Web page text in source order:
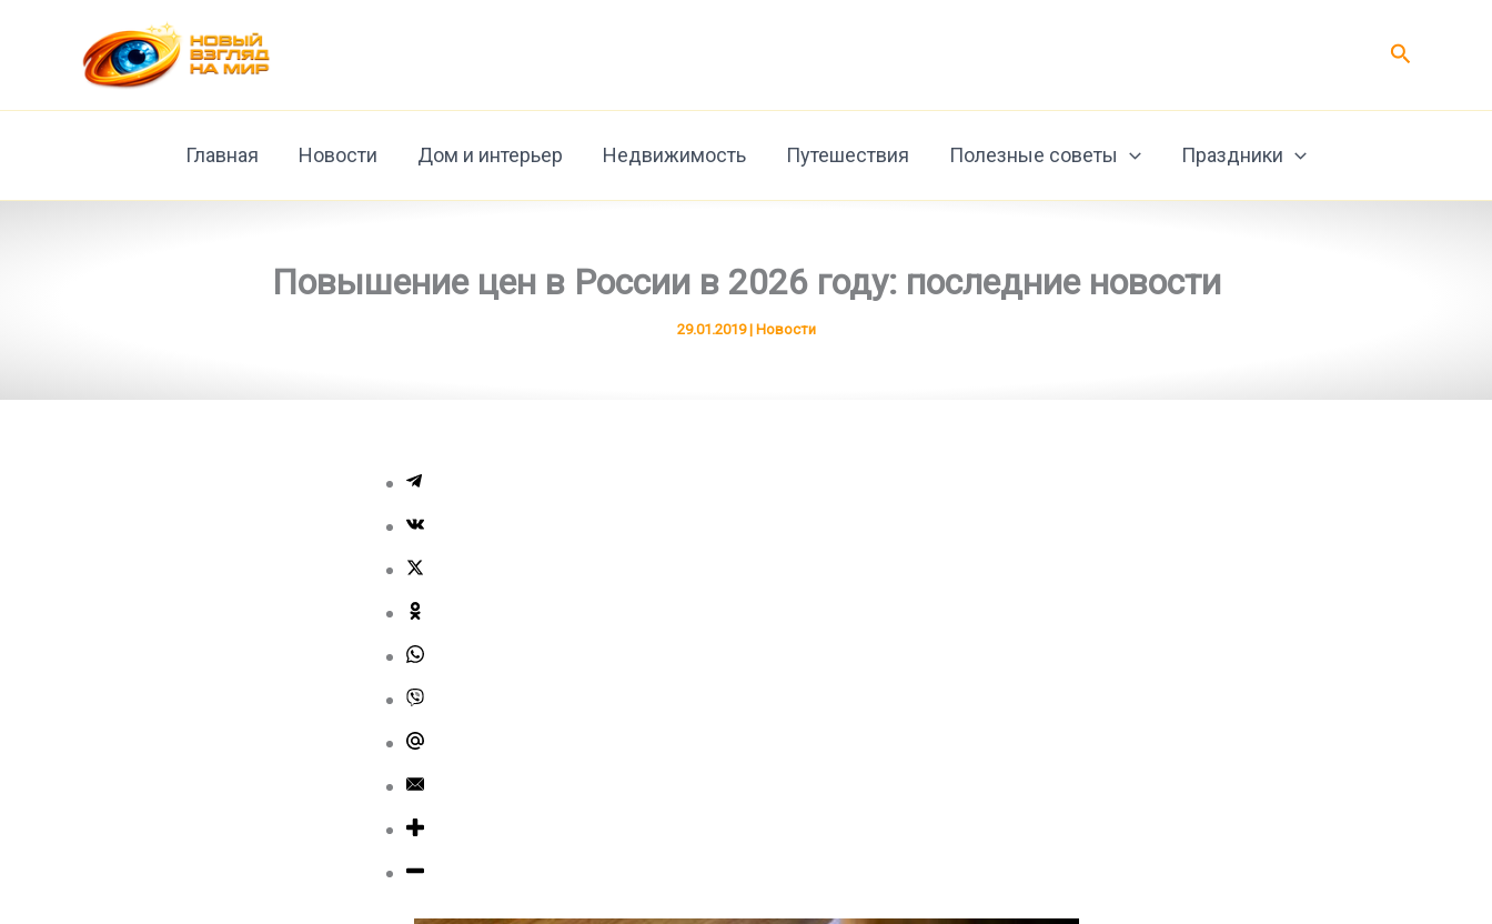
содержимому
Поиск
Главная Новости Дом и интерьер Недвижимость Путешествия Полезные советы Праздники
Повышение цен в России в 2026 году: последние новости
29.01.2019| Новости